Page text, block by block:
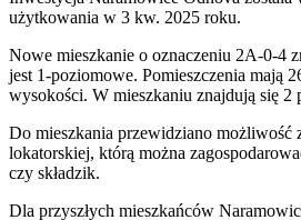
użytkowania w 3 kw. 2025 roku.
Nowe mieszkanie o oznaczeniu 2A-0-4
jest 1-poziomowe. Pomieszczenia mają
wysokości. W mieszkaniu znajdują się 2
Do mieszkania przewidziano możliwość
lokatorskiej, którą można
czy składzik.
Dla przyszłych mieszkańców